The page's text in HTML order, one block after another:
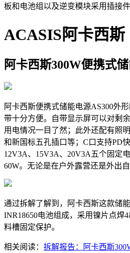
板和电池组以及逆变模块采用插接
ACASIS阿卡西斯
阿卡西斯300W便携式
阿卡西斯便携式储能电源AS300外
带十分方便。自带显示屏可以对剩
用电情况一目了然；此外还配有照
和新国标五孔插口等；C口支持PD
12V3A、15V3A、20V3A五个固定
60W。无论是在户外露营还是外出
通过拆解了解到，阿卡西斯这款储
INR18650电池组成，采用镍片点焊
料槽固定保护。
相关阅读： 拆解报告：阿卡西斯